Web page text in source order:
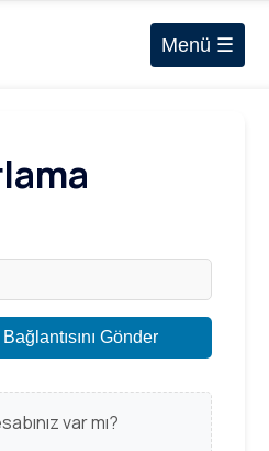
Menü ☰
Gönder
var mı?